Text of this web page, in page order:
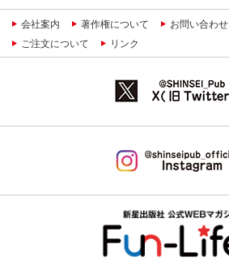
会社案内 著作権について お問い合わせ
ご注文について
リンク